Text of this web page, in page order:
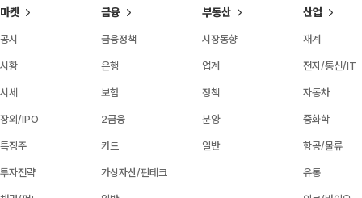
마켓
공시
시황
시세
장외/IPO
특징주
투자전략
금융
금융정책
은행
보험
2금융
카드
가상자산/핀테크
부동산
시장동향
업계
정책
분양
일반
산업
재계
전자/통신/IT
자동차
중화학
항공/물류
유통